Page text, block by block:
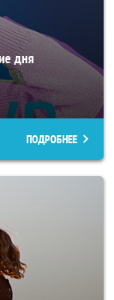
дня
ПОДРОБНЕЕ